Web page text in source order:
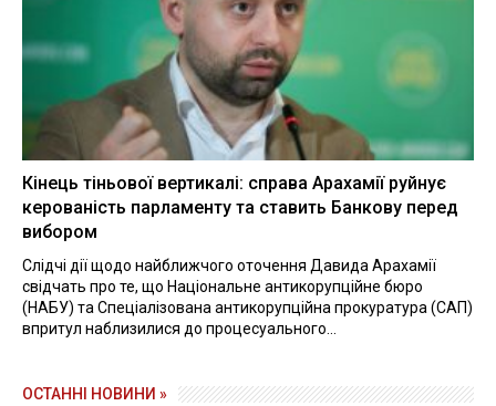
Кінець тіньової вертикалі: справа Арахамії руйнує
керованість парламенту та ставить Банкову перед
вибором
Слідчі дії щодо найближчого оточення Давида Арахамії
свідчать про те, що Національне антикорупційне бюро
(НАБУ) та Спеціалізована антикорупційна прокуратура (САП)
впритул наблизилися до процесуального...
ОСТАННІ НОВИНИ »